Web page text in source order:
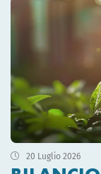
20 Luglio 2026